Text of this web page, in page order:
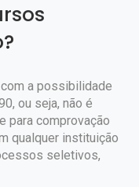
a possibilidade
ou seja, não é
para comprovação
qualquer instituição
seletivos,